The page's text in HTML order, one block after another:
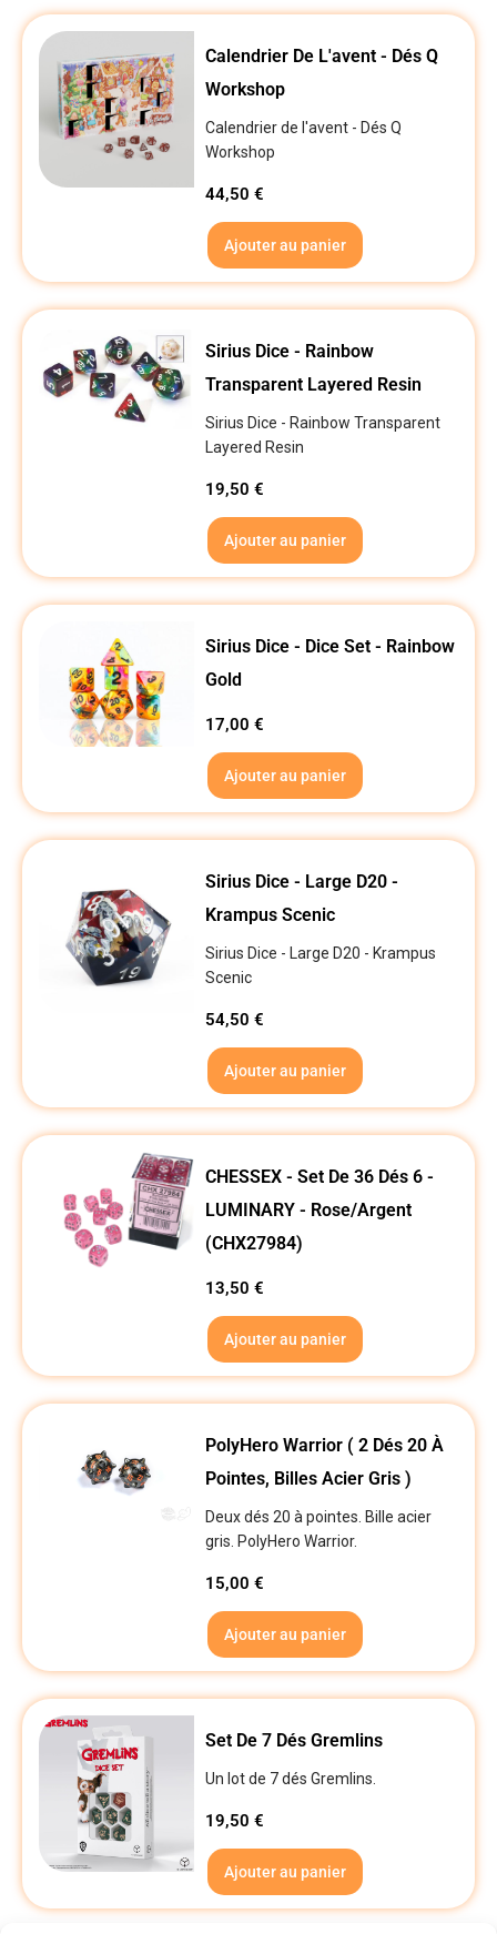
Calendrier De L'avent - Dés Q
Workshop
Calendrier de l'avent - Dés Q
Workshop
44,50€
Ajouter au panier
Sirius Dice - Rainbow
Transparent Layered Resin
Sirius Dice - Rainbow Transparent
Layered Resin
19,50€
Ajouter au panier
Sirius Dice - Dice Set - Rainbow
Gold
17,00€
Ajouter au panier
Sirius Dice - Large D20 -
Krampus Scenic
Sirius Dice - Large D20 - Krampus
Scenic
54,50€
Ajouter au panier
CHESSEX - Set De 36 Dés 6 -
LUMINARY - Rose/Argent
(CHX27984)
13,50€
Ajouter au panier
PolyHero Warrior ( 2 Dés 20 À
Pointes, Billes Acier Gris )
Deux dés 20 à pointes. Bille acier
gris. PolyHero Warrior.
15,00€
Ajouter au panier
Set De 7 Dés Gremlins
Un lot de 7 dés Gremlins.
19,50€
Ajouter au panier